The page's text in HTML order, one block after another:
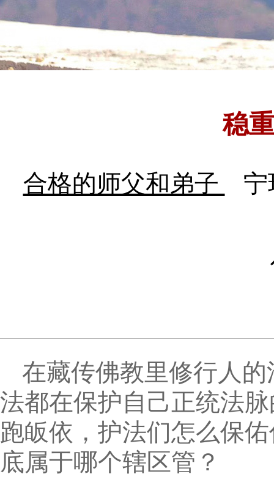
稳
合格的师父和弟子 宁
在藏传佛教里修行人
法都在保护自己正统法
跑皈依，护法们怎么保
底属于哪个辖区管？